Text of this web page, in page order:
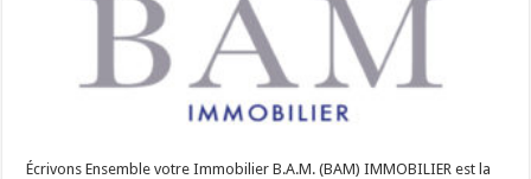
Écrivons Ensemble votre Immobilier B.A.M. (BAM) IMMOBILIER est la